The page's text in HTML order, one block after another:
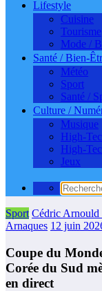
Lifestyle
Cuisine
Tourisme
Mode /
Santé / Bien-
Météo
Sport
Santé /
Culture /
Musique
High-
High-
Jeux
Sport Cédric Arnould
Arnaques 12 juin
Coupe du
Corée du Sud
en direct